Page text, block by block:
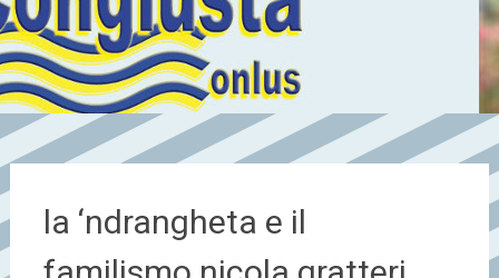
la ‘ndrangheta e il